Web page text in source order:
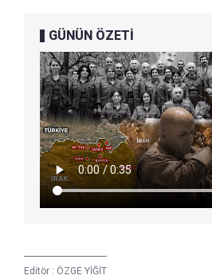
GÜNÜN ÖZETİ
Editör : ÖZGE YİĞİT